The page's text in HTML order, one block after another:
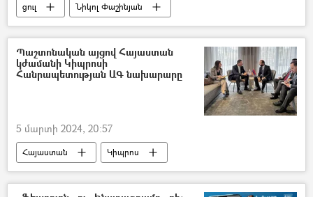
ցուլ
Նիկոլ Փաշինյան
Վահե Հովհաննիսյան
Հայաստան
Հայաստան-Ռուսաստան համագործակցություն
Ռուսաստան
հայ-ադրբեջանական
Պաշտոնական այցով Հայաստան
կժամանի Կիպրոսի
Հանրապետության ԱԳ նախարարը
5 մարտի 2024, 20:57
Հայաստան
Կիպրոս
Արտաքին գործերի նախարարություն (ԱԳՆ)
Արարատ Միրզոյան